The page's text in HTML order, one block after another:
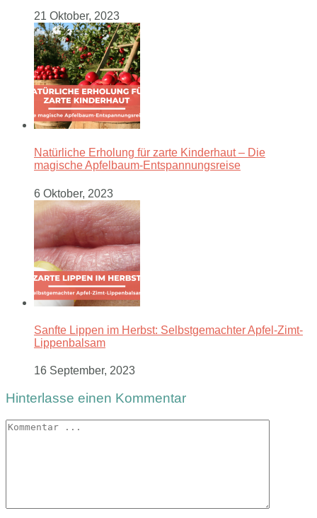
21 Oktober, 2023
Natürliche Erholung für zarte Kinderhaut – Die
magische Apfelbaum-Entspannungsreise
6 Oktober, 2023
Sanfte Lippen im Herbst: Selbstgemachter Apfel-Zimt-
Lippenbalsam
16 September, 2023
Hinterlasse einen Kommentar